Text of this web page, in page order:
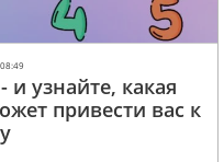
и узнайте, какая
привести вас к